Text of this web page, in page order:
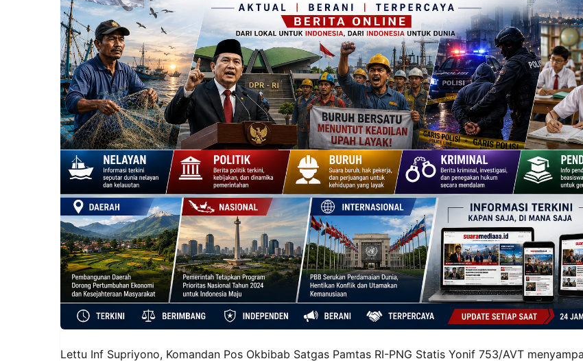
Lettu Inf Supriyono, Komandan Pos Okbibab Satgas Pamtas RI-PNG Statis Yonif 753/AVT